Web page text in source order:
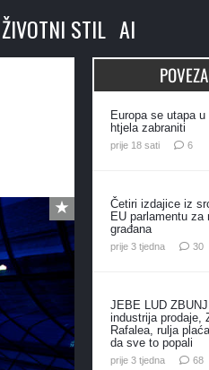
ŽIVOTNI STIL AI
Europa se utapa
htjela zabraniti
prije 18 sati 6
Četiri izdajice iz
EU parlamentu za
građana
prije 3 tjedna 30
JEBE LUD
industrija prodaje,
Rafalea, rulja
da sve to popali
prije 3 tjedna 68